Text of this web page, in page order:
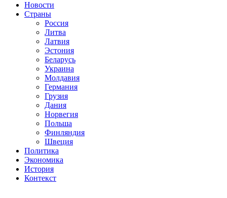
Новости
Страны
Россия
Литва
Латвия
Эстония
Беларусь
Украина
Молдавия
Германия
Грузия
Дания
Норвегия
Польша
Финляндия
Швеция
Политика
Экономика
История
Контекст